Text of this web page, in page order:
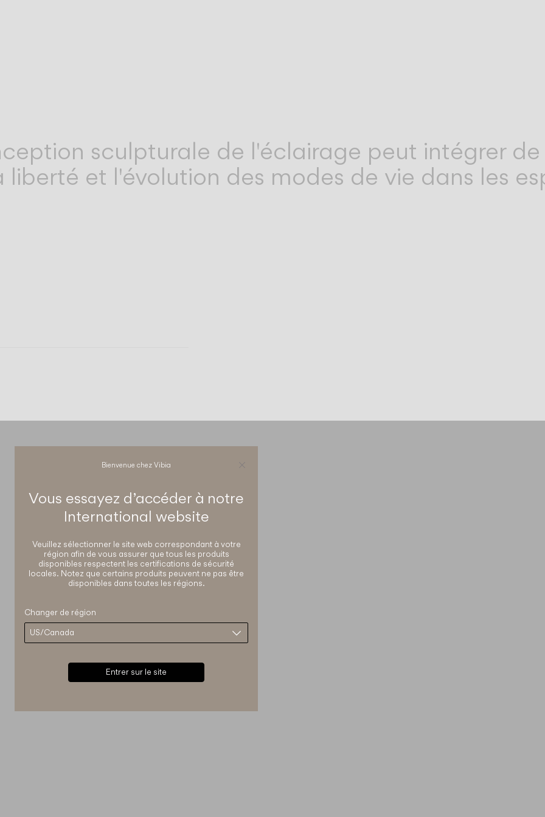
sculpturale de l'éclairage peut intégrer
et l'évolution des modes de vie dans les
Bienvenue chez Vibia
Vous essayez d’accéder à notre
International website
Veuillez sélectionner le site web correspondant à votre
région afin de vous assurer que tous les produits
disponibles respectent les certifications de sécurité
locales. Notez que certains produits peuvent ne pas être
disponibles dans toutes les régions.
Changer de région
Entrer sur le site